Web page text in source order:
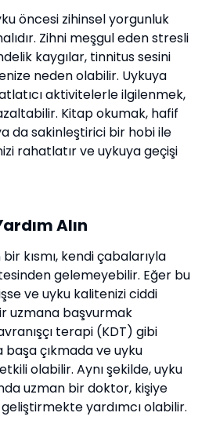
öncesi zihinsel yorgunluk
Zihni meşgul eden stresli
kaygılar, tinnitus sesini
neden olabilir. Uykuya
aktivitelerle ilgilenmek,
Kitap okumak, hafif
da sakinleştirici bir hobi ile
rahatlatır ve uykuya geçişi
Alın
kısmı, kendi çabalarıyla
gelemeyebilir. Eğer bu
ve uyku kalitenizi ciddi
uzmana başvurmak
terapi (KDT) gibi
çıkmada ve uyku
olabilir. Aynı şekilde, uyku
uzman bir doktor, kişiye
yardımcı olabilir.